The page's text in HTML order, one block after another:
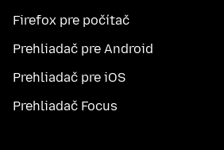
Firefox pre počítač
Prehliadač pre Android
Prehliadač pre iOS
Prehliadač Focus